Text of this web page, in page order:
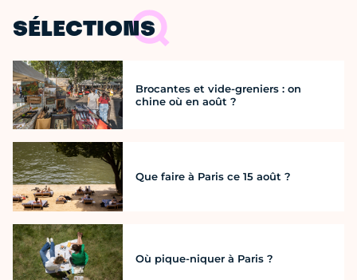
SÉLECTIONS
Brocantes et vide-greniers : on
chine où en août ?
Que faire à Paris ce 15 août ?
Où pique-niquer à Paris ?